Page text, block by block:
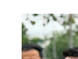
ไทยพลัสหรือไม่